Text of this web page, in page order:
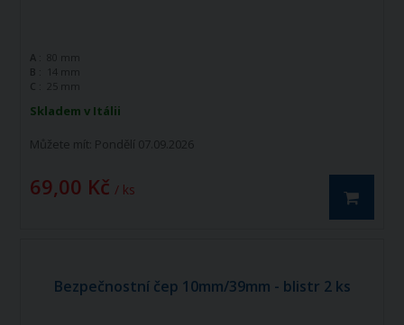
Skladem v Itálii
Můžete mít: Pondělí 07.09.2026
69,00 Kč / ks
A :
80 mm
B :
14 mm
C :
25 mm
Bezpečnostní čep 10mm/39mm - blistr 2 ks